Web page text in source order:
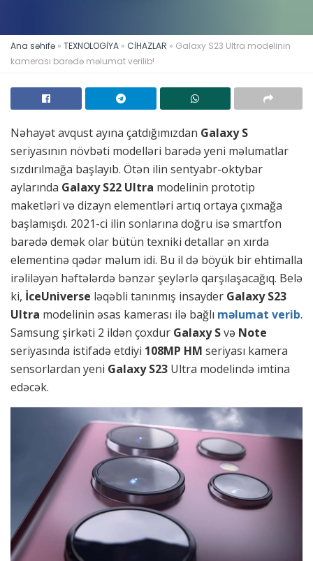
Ana səhifə » TEXNOLOGİYA » CİHAZLAR » Galaxy S23 Ultra modelinin
kamerası barədə məlumat verilib!
Nəhayət avqust ayına çatdığımızdan Galaxy S
seriyasının növbəti modelləri barədə yeni məlumatlar
sızdırılmağa başlayıb. Ötən ilin sentyabr-oktybar
aylarında Galaxy S22 Ultra modelinin prototip
maketləri və dizayn elementləri artıq ortaya çıxmağa
başlamışdı. 2021-ci ilin sonlarına doğru isə smartfon
barədə demək olar bütün texniki detallar ən xırda
elementinə qədər məlum idi. Bu il də böyük bir ehtimalla
irəliləyən həftələrdə bənzər şeylərlə qarşılaşacağıq. Belə
ki, İceUniverse ləqəbli tanınmış insayder Galaxy S23
Ultra modelinin əsas kamerası ilə bağlı məlumat verib.
Samsung şirkəti 2 ildən çoxdur Galaxy Svə Note
seriyasında istifadə etdiyi 108MP HM seriyası kamera
sensorlardan yeni Galaxy S23 Ultra modelində imtina
edəcək.